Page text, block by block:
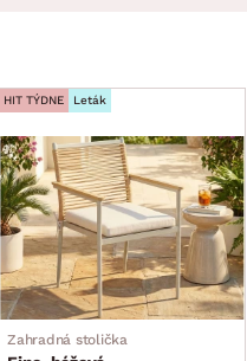
HIT TÝDNE Leták
Zahradná stolička